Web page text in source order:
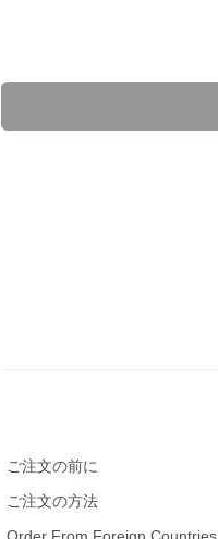
ご注文の前に
ご注文の方法